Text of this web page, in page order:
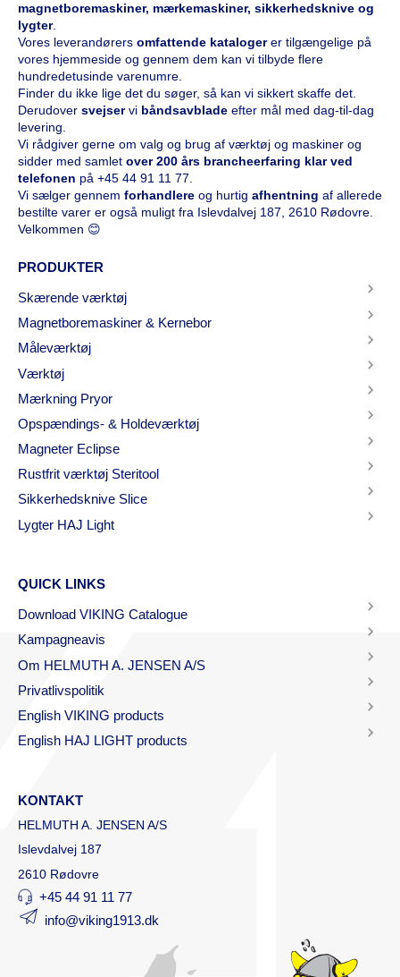
magnetboremaskiner, mærkemaskiner, sikkerhedsknive og
lygter.
Vores leverandørers omfattende katalogerer tilgængelige på
vores hjemmeside og gennem dem kan vi tilbyde flere
hundredetusinde varenumre.
Finder du ikke lige det du søger, så kan vi sikkert skaffe det.
Derudover svejservi båndsavblade efter mål med dag-til-dag
levering.
Vi rådgiver gerne om valg og brug af værktøj og maskiner og
sidder med samlet over 200 års brancheerfaring klar ved
telefonen på +45 44 91 11 77
Vi sælger gennem forhandlere og hurtig afhentning af allerede
bestilte varer er også muligt fra Islevdalvej 187, 2610 Rødovre.
Velkommen 😊
PRODUKTER
Skærende værktøj
Magnetboremaskiner & Kernebor
Måleværktøj
Værktøj
Mærkning Pryor
Opspændings- & Holdeværktøj
Magneter Eclipse
Rustfrit værktøj Steritool
Sikkerhedsknive Slice
Lygter HAJ Light
QUICK LINKS
Download VIKING Catalogue
Kampagneavis
Om HELMUTH A. JENSEN A/S
Privatlivspolitik
English VIKING products
English HAJ LIGHT products
KONTAKT
HELMUTH A. JENSEN A/S
Islevdalvej 187
2610 Rødovre
+45 44 91 11 77
info@viking1913.dk